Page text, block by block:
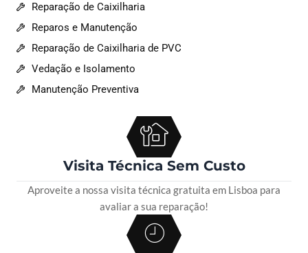
Reparação de Caixilharia
Reparos e Manutenção
Reparação de Caixilharia de PVC
Vedação e Isolamento
Manutenção Preventiva
Visita Técnica Sem Custo
Aproveite a nossa visita técnica gratuita em Lisboa para
avaliar a sua reparação!